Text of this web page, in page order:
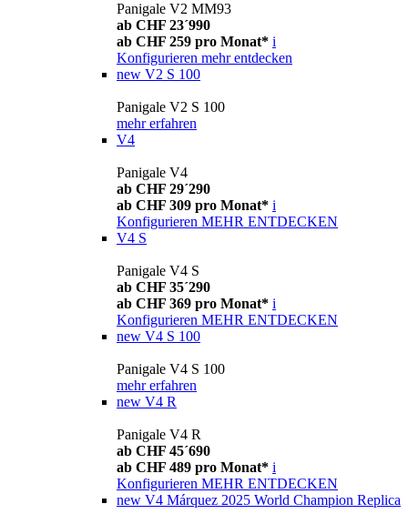
Panigale V2 MM93
ab CHF 23´990
ab CHF 259 pro Monat* i
Konfigurieren mehr entdecken
new V2 S 100
Panigale V2 S 100
mehr erfahren
V4
Panigale V4
ab CHF 29´290
ab CHF 309 pro Monat* i
Konfigurieren MEHR ENTDECKEN
V4 S
Panigale V4 S
ab CHF 35´290
ab CHF 369 pro Monat* i
Konfigurieren MEHR ENTDECKEN
new V4 S 100
Panigale V4 S 100
mehr erfahren
new V4 R
Panigale V4 R
ab CHF 45´690
ab CHF 489 pro Monat* i
Konfigurieren MEHR ENTDECKEN
new V4 Márquez 2025 World Champion Replica